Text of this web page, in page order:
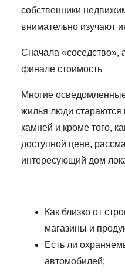
собственники
внимательно изучают
Сначала «соседство»,
финале стоимость
Многие
жилья люди стараются
камней и кроме того,
доступной цене,
интересующий дом
Как близко от
магазины и
Есть ли
автомобилей;